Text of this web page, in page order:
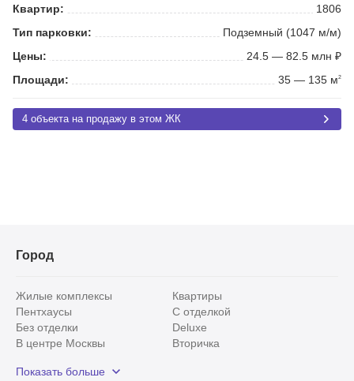
Квартир:
1806
Тип парковки:
Подземный (1047 м/м)
Цены:
24.5 — 82.5 млн ₽
Площади:
35 — 135 м2
4 объекта на продажу в этом ЖК
Город
Жилые комплексы
Квартиры
Пентхаусы
С отделкой
Без отделки
Deluxe
В центре Москвы
Вторичка
Рядом с парком
Показать больше